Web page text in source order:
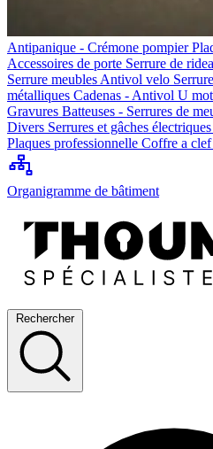
Antipanique - Crémone pompier
Accessoires de porte Serrure de
Serrure meubles Antivol velo
métalliques Cadenas - Antivol U
Gravures Batteuses - Serrures de
Divers Serrures et gâches électriques
Plaques professionnelle Coffre a clef
Organigramme de bâtiment
Rechercher